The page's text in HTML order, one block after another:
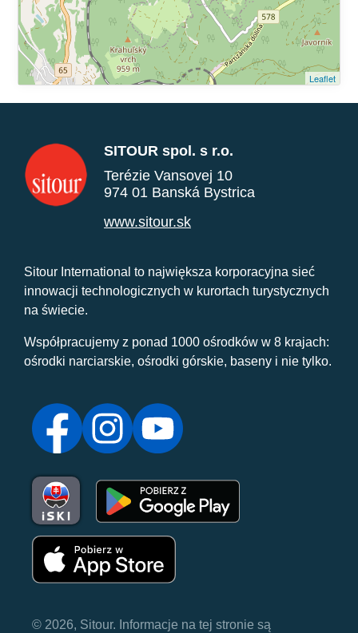
Leaflet
SITOUR spol. s r.o.
Terézie Vansovej 10
974 01 Banská Bystrica
www.sitour.sk
Sitour International to największa korporacyjna sieć
innowacji technologicznych w kurortach turystycznych
na świecie.
Współpracujemy z ponad 1000 ośrodków w 8 krajach:
ośrodki narciarskie, ośrodki górskie, baseny i nie tylko.
© 2026, Sitour. Informacje na tej stronie są